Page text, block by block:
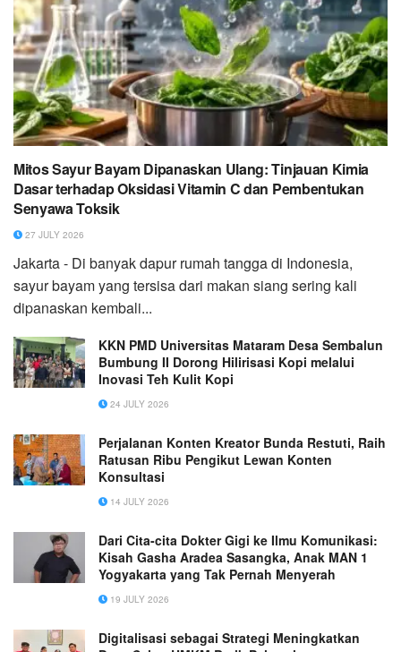
Mitos Sayur Bayam Dipanaskan Ulang: Tinjauan Kimia
Dasar terhadap Oksidasi Vitamin C dan Pembentukan
Senyawa Toksik
27 JULY 2026
Jakarta - Di banyak dapur rumah tangga di Indonesia,
sayur bayam yang tersisa dari makan siang sering kali
dipanaskan kembali...
KKN PMD Universitas Mataram Desa Sembalun
Bumbung II Dorong Hilirisasi Kopi melalui
Inovasi Teh Kulit Kopi
24 JULY 2026
Perjalanan Konten Kreator Bunda Restuti, Raih
Ratusan Ribu Pengikut Lewan Konten
Konsultasi
14 JULY 2026
Dari Cita-cita Dokter Gigi ke Ilmu Komunikasi:
Kisah Gasha Aradea Sasangka, Anak MAN 1
Yogyakarta yang Tak Pernah Menyerah
19 JULY 2026
Digitalisasi sebagai Strategi Meningkatkan